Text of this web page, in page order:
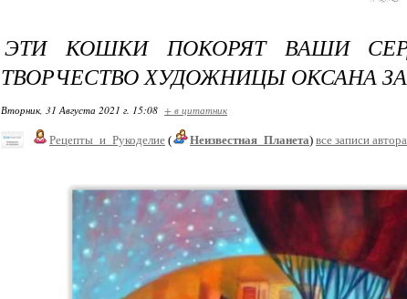
ЭТИ КОШКИ ПОКОРЯТ ВАШИ
ТВОРЧЕСТВО ХУДОЖНИЦЫ ОКСАНА
Вторник, 31 Августа 2021 г. 15:08 + в цитатник
Рецепты_и_Рукоделие ( Неизвестная_Планета) все записи автора